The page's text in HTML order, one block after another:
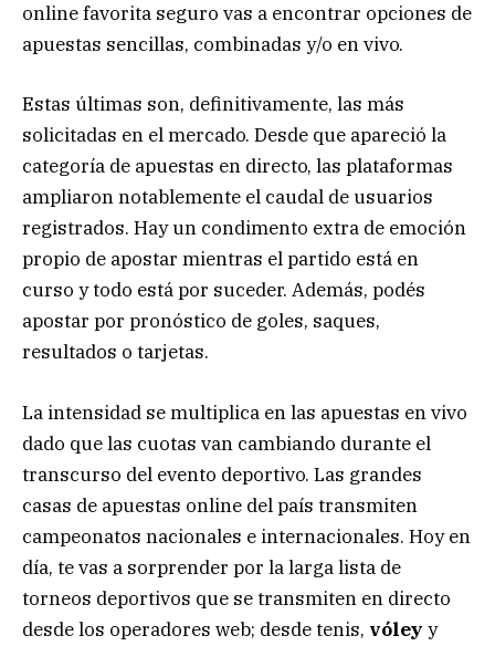
online favorita seguro vas a encontrar opciones de
apuestas sencillas, combinadas y/o en vivo.
Estas últimas son, definitivamente, las más
solicitadas en el mercado. Desde que apareció la
categoría de apuestas en directo, las plataformas
ampliaron notablemente el caudal de usuarios
registrados. Hay un condimento extra de emoción
propio de apostar mientras el partido está en
curso y todo está por suceder. Además, podés
apostar por pronóstico de goles, saques,
resultados o tarjetas.
La intensidad se multiplica en las apuestas en vivo
dado que las cuotas van cambiando durante el
transcurso del evento deportivo. Las grandes
casas de apuestas online del país transmiten
campeonatos nacionales e internacionales. Hoy en
día, te vas a sorprender por la larga lista de
torneos deportivos que se transmiten en directo
desde los operadores web; desde tenis, vóley y